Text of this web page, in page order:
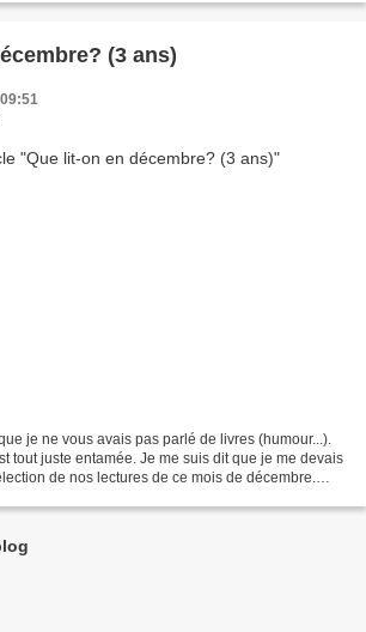
(3 ans)
je ne vous avais pas parlé de livres (humour...).
tout juste entamée. Je me suis dit que je me devais
de nos lectures de ce mois de décembre.